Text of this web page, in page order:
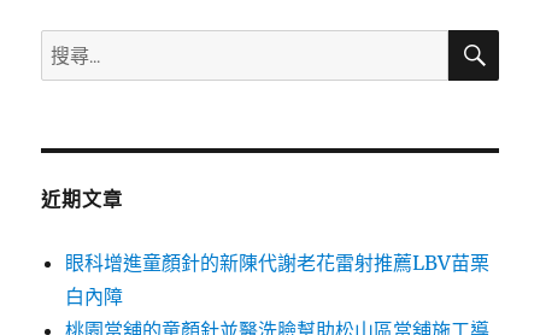
搜
尋
鍵
搜
近期文章
眼科增進童顏針的新陳代謝老花雷射推薦LBV苗栗
白內障